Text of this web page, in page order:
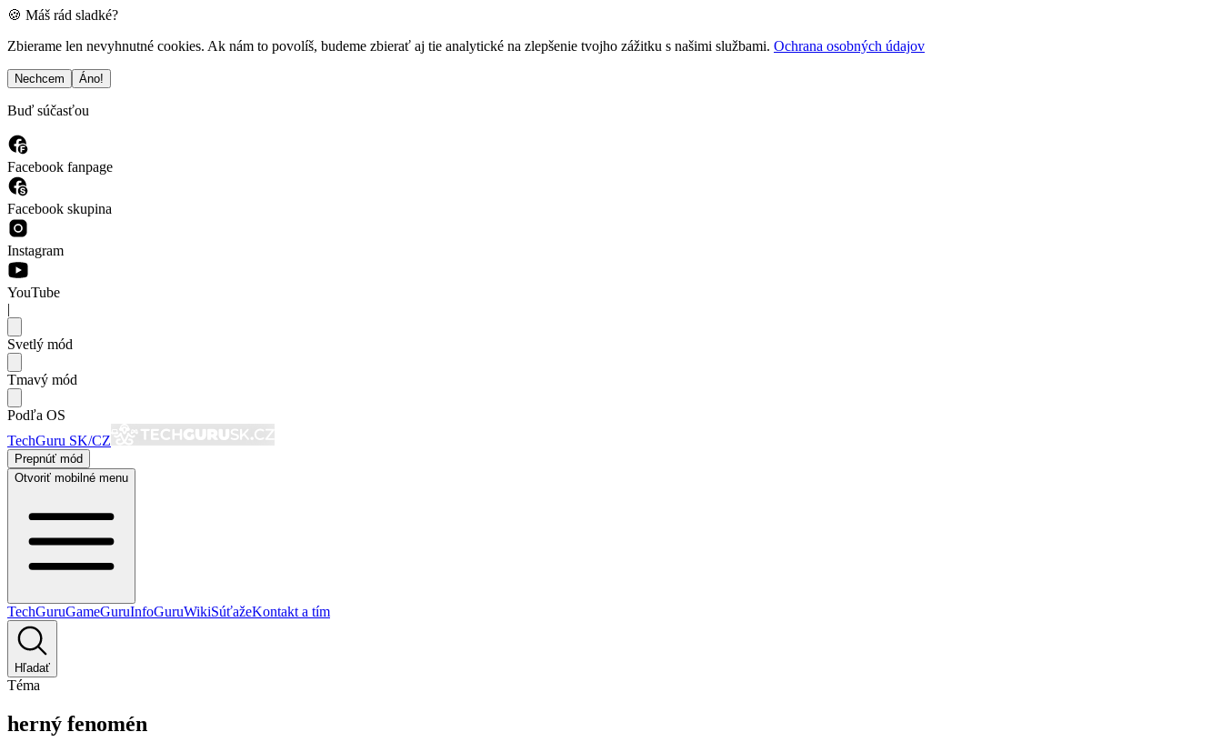
🍪 Máš rád sladké?
Zbierame len nevyhnutné cookies. Ak nám to povolíš, budeme zbierať aj tie analytické na zlepšenie tvojho zážitku s našimi službami. Ochrana osobných údajov
Nechcem Áno!
Buď súčasťou
Facebook fanpage
Facebook skupina
Instagram
YouTube
|
Svetlý mód
Tmavý mód
Podľa OS
TechGuru SK/CZ
Prepnúť mód
Otvoriť mobilné menu
TechGuruGameGuruInfoGuruWikiSúťažeKontakt a tím
Hľadať
Téma
herný fenomén